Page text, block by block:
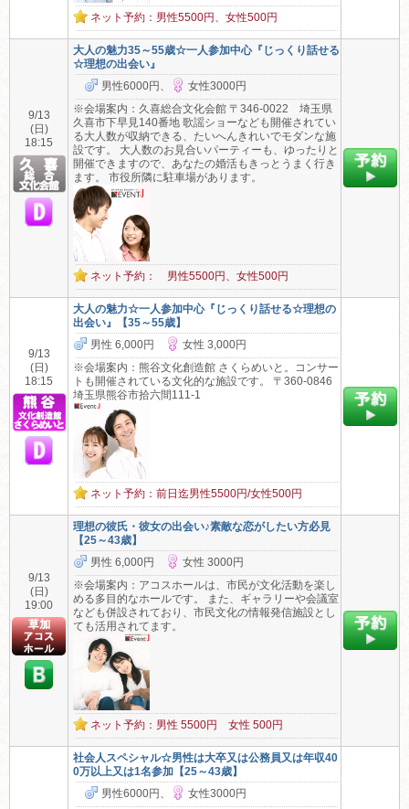
ネット予約：男性5500円、女性500円
9/13
(日)
18:15
大人の魅力35～55歳☆一人参加中心『じっくり話せる
☆理想の出会い』
男性6000円、
女性3000円
※会場案内：久喜総合文化会館 〒346-0022 埼玉県
久喜市下早見140番地 歌謡ショーなども開催されてい
る大人数が収納できる、たいへんきれいでモダンな施
設です。 大人数のお見合いパーティーも、ゆったりと
開催できますので、あなたの婚活もきっとうまく行き
ます。 市役所隣に駐車場があります。
ネット予約： 男性5500円、女性500円
9/13
(日)
18:15
大人の魅力☆一人参加中心『じっくり話せる☆理想の
出会い』【35～55歳】
男性 6,000円
女性 3,000円
※会場案内：熊谷文化創造館 さくらめいと。コンサー
トも開催されている文化的な施設です。 〒360-0846
埼玉県熊谷市拾六間111-1
ネット予約：前日迄男性5500円/女性500円
9/13
(日)
19:00
理想の彼氏・彼女の出会い♪素敵な恋がしたい方必見
【25～43歳】
男性 6,000円
女性 3000円
※会場案内：アコスホールは、市民が文化活動を楽し
める多目的なホールです。 また、ギャラリーや会議室
なども併設されており、市民文化の情報発信施設とし
ても活用されてます。
ネット予約：男性 5500円 女性 500円
社会人スペシャル☆男性は大卒又は公務員又は年収40
0万以上又は1名参加【25～43歳】
男性6000円、
女性3000円